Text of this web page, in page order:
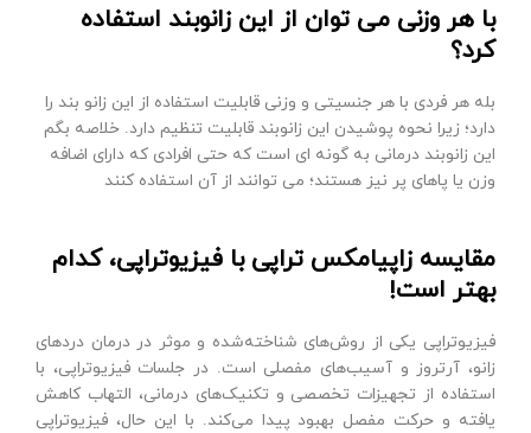
با هر وزنی می توان از این زانوبند استفاده
کرد؟
بله هر فردی با هر جنسیتی و وزنی قابلیت استفاده از این زانو بند را
دارد؛ زیرا نحوه پوشیدن این زانوبند قابلیت تنظیم دارد. خلاصه بگم
این زانوبند درمانی به گونه ای است که حتی افرادی که دارای اضافه
وزن یا پاهای پر نیز هستند؛ می توانند از آن استفاده کنند
مقایسه زاپیامکس تراپی با فیزیوتراپی، کدام
بهتر است!
فیزیوتراپی یکی از روش‌های شناخته‌شده و موثر در درمان دردهای
زانو، آرتروز و آسیب‌های مفصلی است. در جلسات فیزیوتراپی، با
استفاده از تجهیزات تخصصی و تکنیک‌های درمانی، التهاب کاهش
یافته و حرکت مفصل بهبود پیدا می‌کند. با این حال، فیزیوتراپی